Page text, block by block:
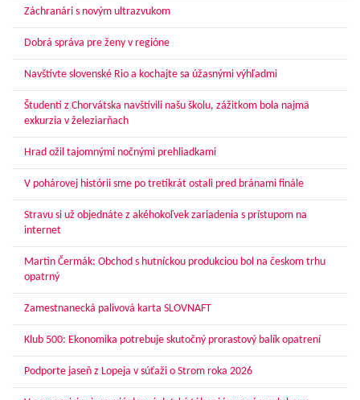
Záchranári s novým ultrazvukom
Dobrá správa pre ženy v regióne
Navštívte slovenské Rio a kochajte sa úžasnými výhľadmi
Študenti z Chorvátska navštívili našu školu, zážitkom bola najmä
exkurzia v železiarňach
Hrad ožil tajomnými nočnými prehliadkami
V pohárovej histórii sme po tretíkrát ostali pred bránami finále
Stravu si už objednáte z akéhokoľvek zariadenia s prístupom na
internet
Martin Čermák: Obchod s hutníckou produkciou bol na českom trhu
opatrný
Zamestnanecká palivová karta SLOVNAFT
Klub 500: Ekonomika potrebuje skutočný prorastový balík opatrení
Podporte jaseň z Lopeja v súťaži o Strom roka 2026